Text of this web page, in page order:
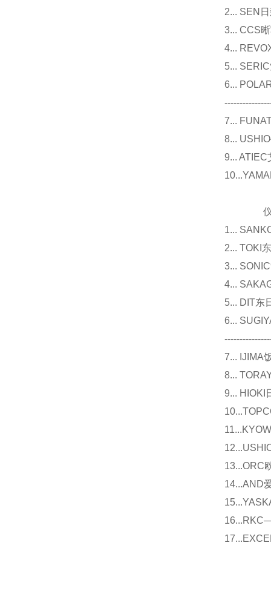
2... SEN
3... CCS
4...
5...
6...
7...
8...
9...
仪器
1...
2... TOKI
3...
4...
5... DIT东
6...
7... IJIMA
8...
9... HIOKI
13...ORC
14...AND